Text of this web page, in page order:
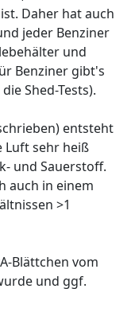
Daher hat auch
jeder Benziner
und
Benziner gibt's
Shed-Tests).
entsteht
Luft sehr heiß
und Sauerstoff.
auch in einem
>1
Blättchen vom
und ggf.